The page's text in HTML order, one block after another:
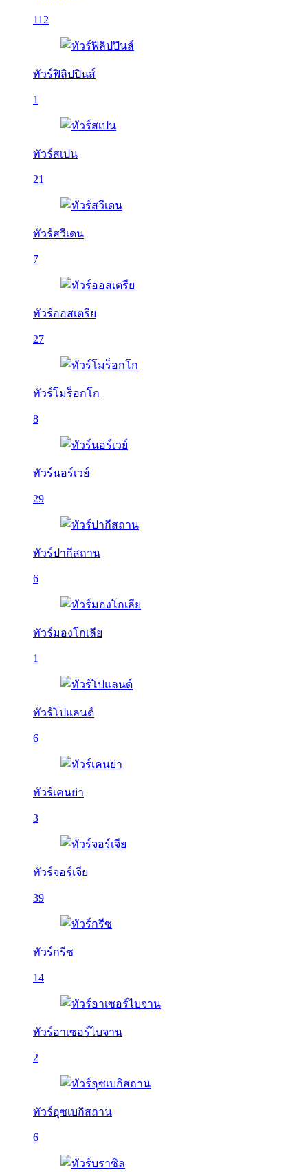
112
ทัวร์ฟิลิปปินส์
1
ทัวร์สเปน
21
ทัวร์สวีเดน
7
ทัวร์ออสเตรีย
27
ทัวร์โมร็อกโก
8
ทัวร์นอร์เวย์
29
ทัวร์ปากีสถาน
6
ทัวร์มองโกเลีย
1
ทัวร์โปแลนด์
6
ทัวร์เคนย่า
3
ทัวร์จอร์เจีย
39
ทัวร์กรีซ
14
ทัวร์อาเซอร์ไบจาน
2
ทัวร์อุซเบกิสถาน
6